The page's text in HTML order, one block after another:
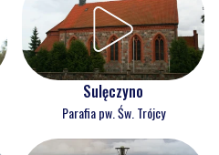
Sulęczyno
Parafia pw. Św. Trójcy